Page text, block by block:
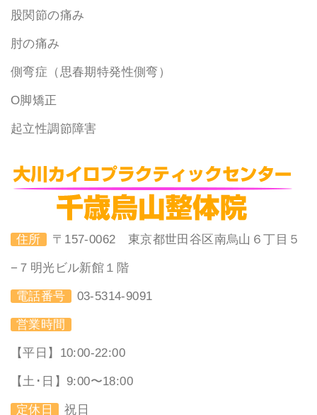
股関節の痛み
肘の痛み
側弯症（思春期特発性側弯）
O脚矯正
起立性調節障害
住所 〒157-0062 東京都世田谷区南烏山６丁目５
−７明光ビル新館１階
電話番号 03-5314-9091
営業時間
【平日】10:00-22:00
【土･日】9:00〜18:00
定休日 祝日